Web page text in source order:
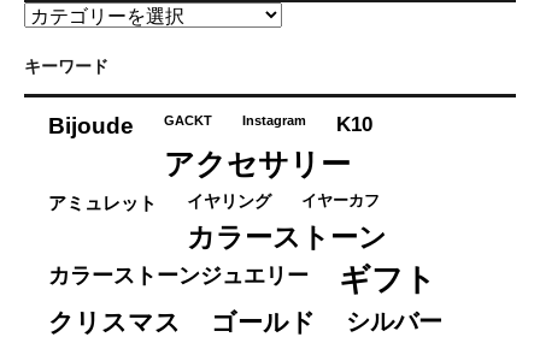
カ
ゴ
キーワード
Bijoude GACKT Instagram K10
アクセサリー
アミュレット イヤリング イヤーカフ
カラーストーン
カラーストーンジュエリー ギフト
クリスマス ゴールド シルバー